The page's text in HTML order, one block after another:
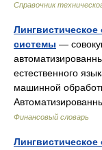
Справочник
системы —
естественного
машинной
Финансовый словарь